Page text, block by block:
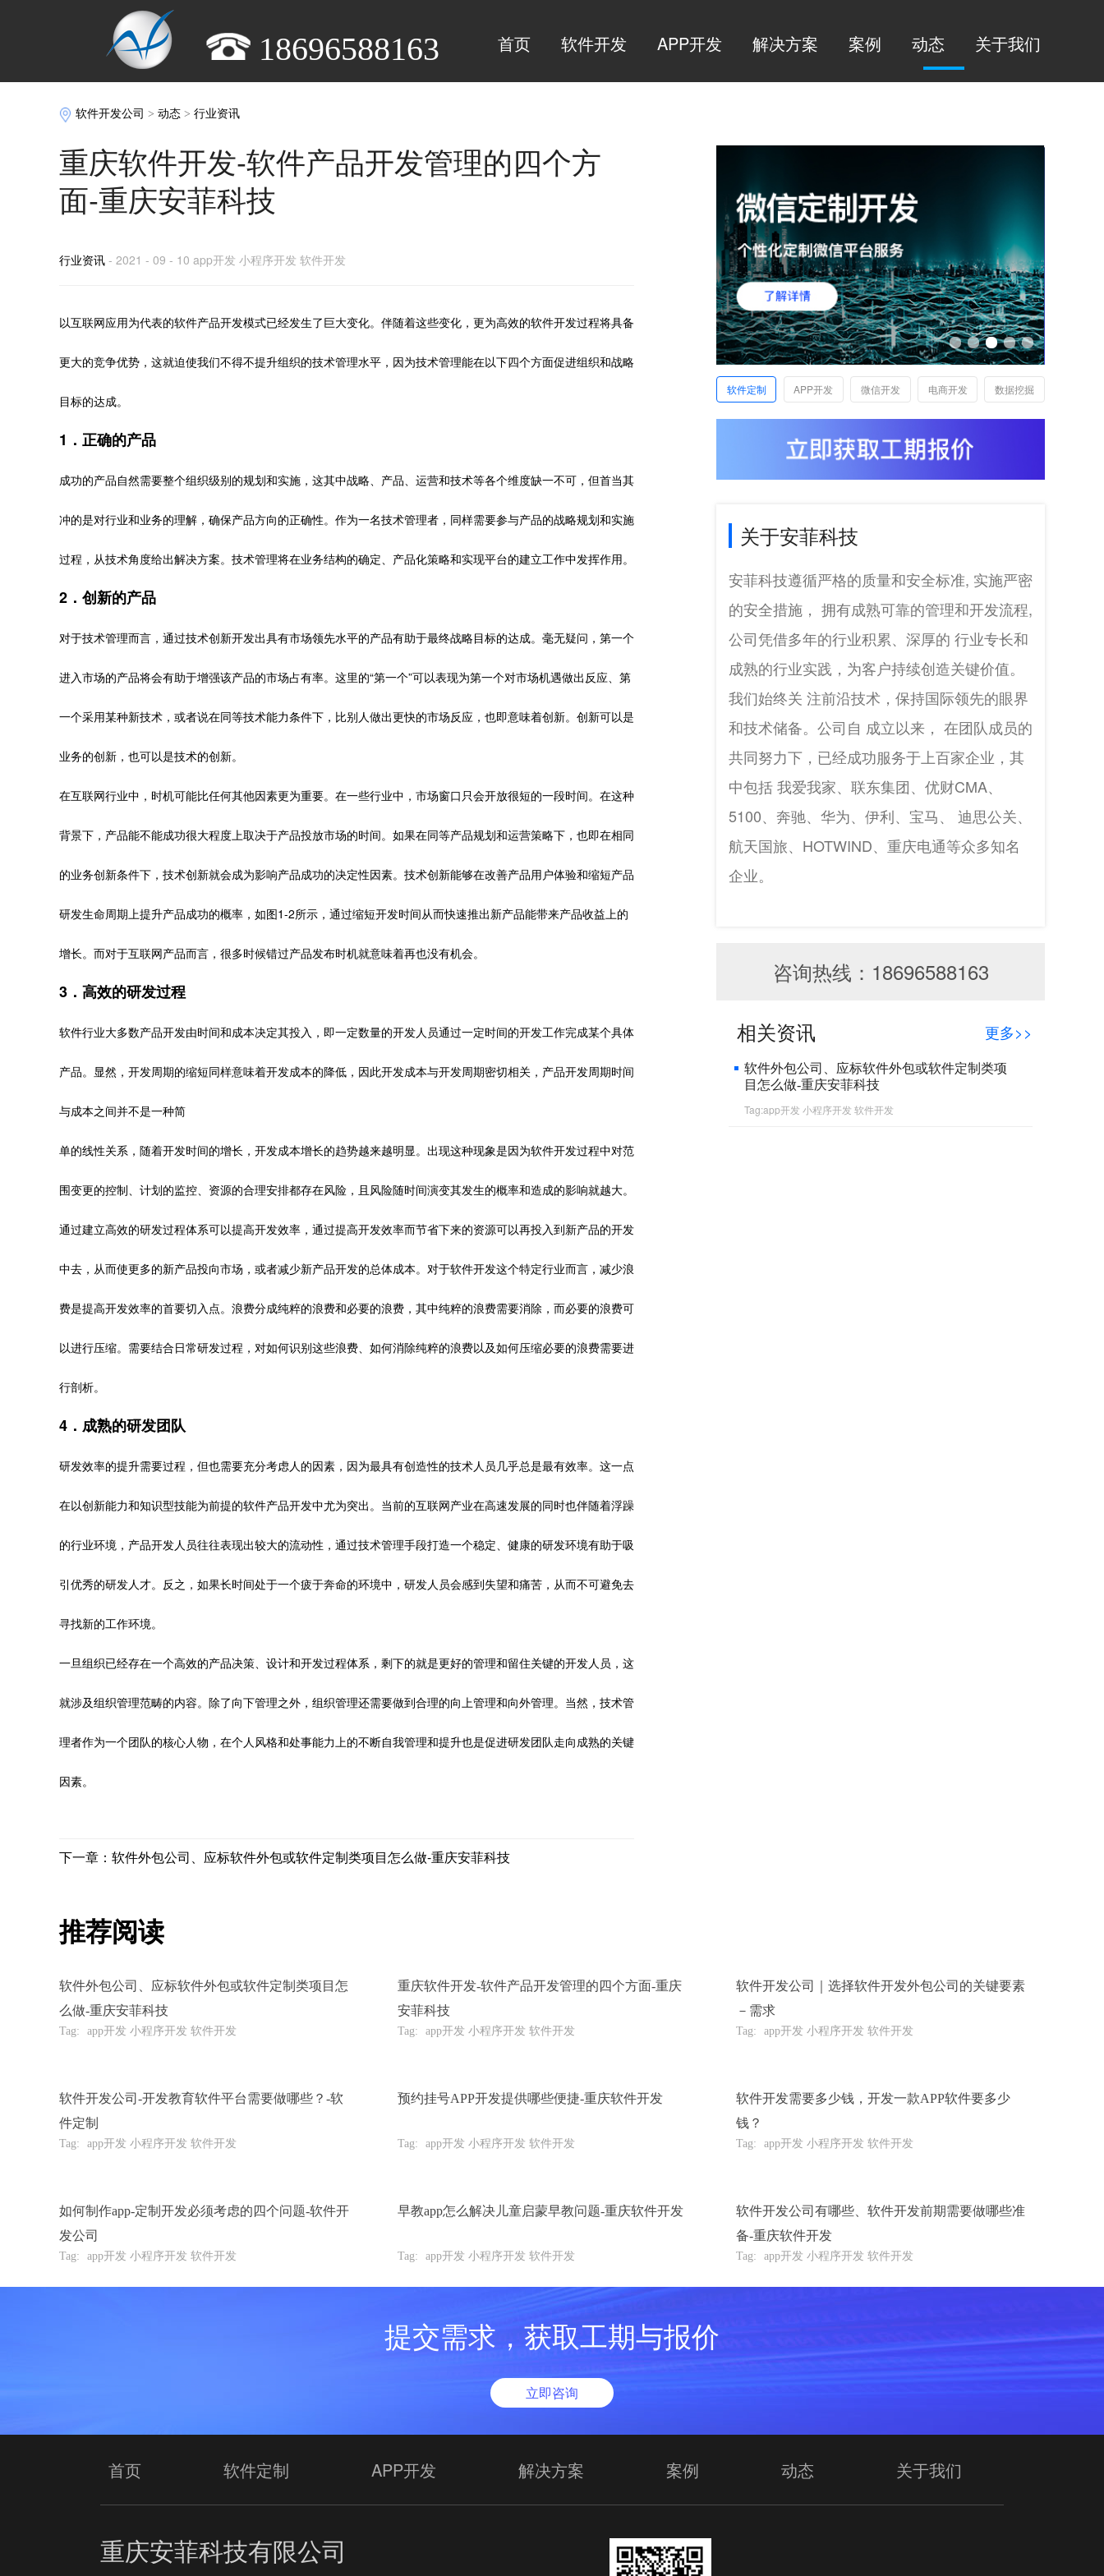
18696588163 首页 软件开发 APP开发 解决方案 案例 动态 关于我们
软件开发公司 >动态 >行业资讯
重庆软件开发-软件产品开发管理的四个方
面-重庆安菲科技
行业资讯 - 2021 - 09 - 10 app开发 小程序开发 软件开发
以互联网应用为代表的软件产品开发模式已经发生了巨大变化。伴随着这些变化，更为高效的软件开发过程将具备
更大的竞争优势，这就迫使我们不得不提升组织的技术管理水平，因为技术管理能在以下四个方面促进组织和战略
目标的达成。
1．正确的产品
成功的产品自然需要整个组织级别的规划和实施，这其中战略、产品、运营和技术等各个维度缺一不可，但首当其
冲的是对行业和业务的理解，确保产品方向的正确性。作为一名技术管理者，同样需要参与产品的战略规划和实施
过程，从技术角度给出解决方案。技术管理将在业务结构的确定、产品化策略和实现平台的建立工作中发挥作用。
2．创新的产品
对于技术管理而言，通过技术创新开发出具有市场领先水平的产品有助于最终战略目标的达成。毫无疑问，第一个
进入市场的产品将会有助于增强该产品的市场占有率。这里的“第一个”可以表现为第一个对市场机遇做出反应、第
一个采用某种新技术，或者说在同等技术能力条件下，比别人做出更快的市场反应，也即意味着创新。创新可以是
业务的创新，也可以是技术的创新。
在互联网行业中，时机可能比任何其他因素更为重要。在一些行业中，市场窗口只会开放很短的一段时间。在这种
背景下，产品能不能成功很大程度上取决于产品投放市场的时间。如果在同等产品规划和运营策略下，也即在相同
的业务创新条件下，技术创新就会成为影响产品成功的决定性因素。技术创新能够在改善产品用户体验和缩短产品
研发生命周期上提升产品成功的概率，如图1-2所示，通过缩短开发时间从而快速推出新产品能带来产品收益上的
增长。而对于互联网产品而言，很多时候错过产品发布时机就意味着再也没有机会。
3．高效的研发过程
软件行业大多数产品开发由时间和成本决定其投入，即一定数量的开发人员通过一定时间的开发工作完成某个具体
产品。显然，开发周期的缩短同样意味着开发成本的降低，因此开发成本与开发周期密切相关，产品开发周期时间
与成本之间并不是一种简
单的线性关系，随着开发时间的增长，开发成本增长的趋势越来越明显。出现这种现象是因为软件开发过程中对范
围变更的控制、计划的监控、资源的合理安排都存在风险，且风险随时间演变其发生的概率和造成的影响就越大。
通过建立高效的研发过程体系可以提高开发效率，通过提高开发效率而节省下来的资源可以再投入到新产品的开发
中去，从而使更多的新产品投向市场，或者减少新产品开发的总体成本。对于软件开发这个特定行业而言，减少浪
费是提高开发效率的首要切入点。浪费分成纯粹的浪费和必要的浪费，其中纯粹的浪费需要消除，而必要的浪费可
以进行压缩。需要结合日常研发过程，对如何识别这些浪费、如何消除纯粹的浪费以及如何压缩必要的浪费需要进
行剖析。
4．成熟的研发团队
研发效率的提升需要过程，但也需要充分考虑人的因素，因为最具有创造性的技术人员几乎总是最有效率。这一点
在以创新能力和知识型技能为前提的软件产品开发中尤为突出。当前的互联网产业在高速发展的同时也伴随着浮躁
的行业环境，产品开发人员往往表现出较大的流动性，通过技术管理手段打造一个稳定、健康的研发环境有助于吸
引优秀的研发人才。反之，如果长时间处于一个疲于奔命的环境中，研发人员会感到失望和痛苦，从而不可避免去
寻找新的工作环境。
一旦组织已经存在一个高效的产品决策、设计和开发过程体系，剩下的就是更好的管理和留住关键的开发人员，这
就涉及组织管理范畴的内容。除了向下管理之外，组织管理还需要做到合理的向上管理和向外管理。当然，技术管
理者作为一个团队的核心人物，在个人风格和处事能力上的不断自我管理和提升也是促进研发团队走向成熟的关键
因素。
下一章：软件外包公司、应标软件外包或软件定制类项目怎么做-重庆安菲科技
软件定制 APP开发 微信开发 电商开发 数据挖掘
关于安菲科技
安菲科技遵循严格的质量和安全标准, 实施严密
的安全措施， 拥有成熟可靠的管理和开发流程,
公司凭借多年的行业积累、深厚的 行业专长和
成熟的行业实践，为客户持续创造关键价值。
我们始终关 注前沿技术，保持国际领先的眼界
和技术储备。公司自 成立以来， 在团队成员的
共同努力下，已经成功服务于上百家企业，其
中包括 我爱我家、联东集团、优财CMA、
5100、奔驰、华为、伊利、宝马、 迪思公关、
航天国旅、HOTWIND、重庆电通等众多知名
企业。
咨询热线：18696588163
相关资讯 更多>>
软件外包公司、应标软件外包或软件定制类项
目怎么做-重庆安菲科技
Tag:app开发 小程序开发 软件开发
推荐阅读
软件外包公司、应标软件外包或软件定制类项目怎
么做-重庆安菲科技
Tag: app开发 小程序开发 软件开发
重庆软件开发-软件产品开发管理的四个方面-重庆
安菲科技
Tag: app开发 小程序开发 软件开发
软件开发公司｜选择软件开发外包公司的关键要素
－需求
Tag: app开发 小程序开发 软件开发
软件开发公司-开发教育软件平台需要做哪些？-软
件定制
Tag: app开发 小程序开发 软件开发
预约挂号APP开发提供哪些便捷-重庆软件开发
Tag: app开发 小程序开发 软件开发
软件开发需要多少钱，开发一款APP软件要多少
钱？
Tag: app开发 小程序开发 软件开发
如何制作app-定制开发必须考虑的四个问题-软件开
发公司
Tag: app开发 小程序开发 软件开发
早教app怎么解决儿童启蒙早教问题-重庆软件开发
Tag: app开发 小程序开发 软件开发
软件开发公司有哪些、软件开发前期需要做哪些准
备-重庆软件开发
Tag: app开发 小程序开发 软件开发
提交需求，获取工期与报价
立即咨询
首页 软件定制 APP开发 解决方案 案例 动态 关于我们
重庆安菲科技有限公司